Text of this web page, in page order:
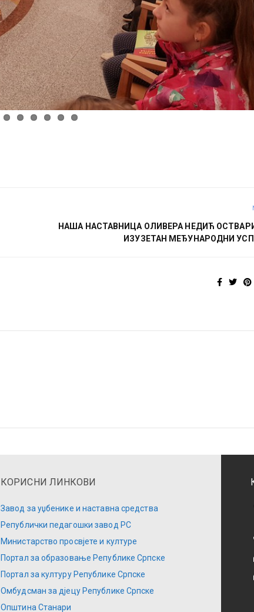
НАША НАСТАВНИЦА ОЛИВЕРА НЕДИЋ
ИЗУЗЕТАН МЕЂУНАРОДНИ
КОРИСНИ ЛИНКОВИ
Завод за уџбенике и наставна средства
Републички педагошки завод РС
Министарство просвјете и културе
Портал за образовање Републике Српске
Портал за културу Републике Српске
Омбудсман за дјецу Републике Српске
Општина Станари